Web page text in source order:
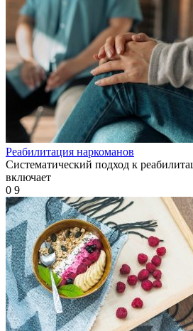
Реабилитация наркоманов
Систематический подход к
включает
0 9